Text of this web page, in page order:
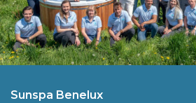
Sunspa Benelux